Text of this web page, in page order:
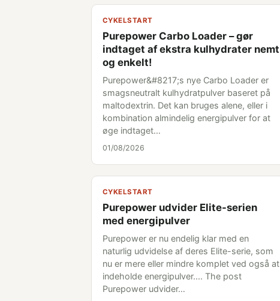
CYKELSTART
Purepower Carbo Loader – gør
indtaget af ekstra kulhydrater nemt
og enkelt!
Purepower&#8217;s nye Carbo Loader er
smagsneutralt kulhydratpulver baseret på
maltodextrin. Det kan bruges alene, eller i
kombination almindelig energipulver for at
øge indtaget…
01/08/2026
CYKELSTART
Purepower udvider Elite-serien
med energipulver
Purepower er nu endelig klar med en
naturlig udvidelse af deres Elite-serie, som
nu er mere eller mindre komplet ved også at
indeholde energipulver.... The post
Purepower udvider…